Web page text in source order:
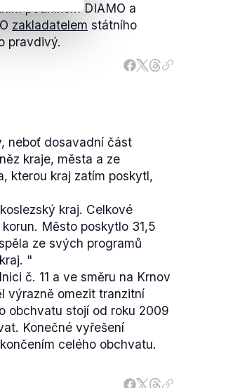
podnikem DIAMO a
zakladatelem státního
pravdivý.
neboť dosavadní část
kraje, města a ze
kterou kraj zatím poskytl,
kraj. Celkové
Město poskytlo 31,5
ze svých programů
"
č. 11 a ve směru na Krnov
výrazně omezit tranzitní
obchvatu stojí od roku 2009
Konečné vyřešení
celého obchvatu.